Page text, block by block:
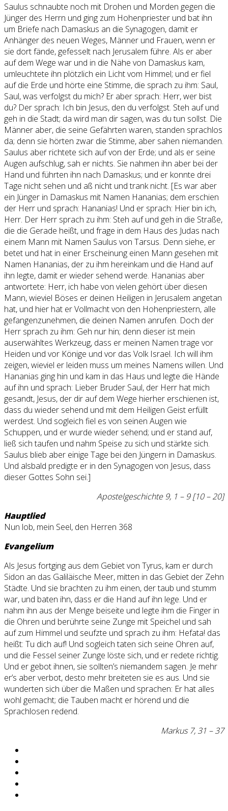
Saulus schnaubte noch mit Drohen und Morden gegen die
Jünger des Herrn und ging zum Hohenpriester und bat ihn
um Briefe nach Damaskus an die Synagogen, damit er
Anhänger des neuen Weges, Männer und Frauen, wenn er
sie dort fände, gefesselt nach Jerusalem führe. Als er aber
auf dem Wege war und in die Nähe von Damaskus kam,
umleuchtete ihn plötzlich ein Licht vom Himmel; und er fiel
auf die Erde und hörte eine Stimme, die sprach zu ihm: Saul,
Saul, was verfolgst du mich? Er aber sprach: Herr, wer bist
du? Der sprach: Ich bin Jesus, den du verfolgst. Steh auf und
geh in die Stadt; da wird man dir sagen, was du tun sollst. Die
Männer aber, die seine Gefährten waren, standen sprachlos
da; denn sie hörten zwar die Stimme, aber sahen niemanden.
Saulus aber richtete sich auf von der Erde; und als er seine
Augen aufschlug, sah er nichts. Sie nahmen ihn aber bei der
Hand und führten ihn nach Damaskus; und er konnte drei
Tage nicht sehen und aß nicht und trank nicht. [Es war aber
ein Jünger in Damaskus mit Namen Hananias; dem erschien
der Herr und sprach: Hananias! Und er sprach: Hier bin ich,
Herr. Der Herr sprach zu ihm: Steh auf und geh in die Straße,
die die Gerade heißt, und frage in dem Haus des Judas nach
einem Mann mit Namen Saulus von Tarsus. Denn siehe, er
betet und hat in einer Erscheinung einen Mann gesehen mit
Namen Hananias, der zu ihm hereinkam und die Hand auf
ihn legte, damit er wieder sehend werde. Hananias aber
antwortete: Herr, ich habe von vielen gehört über diesen
Mann, wieviel Böses er deinen Heiligen in Jerusalem angetan
hat, und hier hat er Vollmacht von den Hohenpriestern, alle
gefangenzunehmen, die deinen Namen anrufen. Doch der
Herr sprach zu ihm: Geh nur hin; denn dieser ist mein
auserwähltes Werkzeug, dass er meinen Namen trage vor
Heiden und vor Könige und vor das Volk Israel. Ich will ihm
zeigen, wieviel er leiden muss um meines Namens willen. Und
Hananias ging hin und kam in das Haus und legte die Hände
auf ihn und sprach: Lieber Bruder Saul, der Herr hat mich
gesandt, Jesus, der dir auf dem Wege hierher erschienen ist,
dass du wieder sehend und mit dem Heiligen Geist erfüllt
werdest. Und sogleich fiel es von seinen Augen wie
Schuppen, und er wurde wieder sehend; und er stand auf,
ließ sich taufen und nahm Speise zu sich und stärkte sich.
Saulus blieb aber einige Tage bei den Jüngern in Damaskus.
Und alsbald predigte er in den Synagogen von Jesus, dass
dieser Gottes Sohn sei.]
Apostelgeschichte 9, 1 – 9 [10 – 20]
Hauptlied
Nun lob, mein Seel, den Herren 368
Evangelium
Als Jesus fortging aus dem Gebiet von Tyrus, kam er durch
Sidon an das Galiläische Meer, mitten in das Gebiet der Zehn
Städte. Und sie brachten zu ihm einen, der taub und stumm
war, und baten ihn, dass er die Hand auf ihn lege. Und er
nahm ihn aus der Menge beiseite und legte ihm die Finger in
die Ohren und berührte seine Zunge mit Speichel und sah
auf zum Himmel und seufzte und sprach zu ihm: Hefata! das
heißt: Tu dich auf! Und sogleich taten sich seine Ohren auf,
und die Fessel seiner Zunge löste sich, und er redete richtig.
Und er gebot ihnen, sie sollten’s niemandem sagen. Je mehr
er’s aber verbot, desto mehr breiteten sie es aus. Und sie
wunderten sich über die Maßen und sprachen: Er hat alles
wohl gemacht; die Tauben macht er hörend und die
Sprachlosen redend.
Markus 7, 31 – 37